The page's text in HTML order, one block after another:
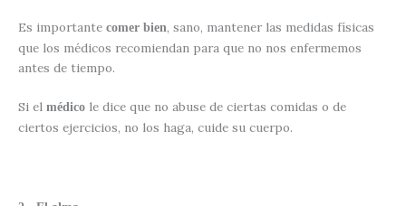
Es importante comer bien, sano, mantener las medidas físicas
que los médicos recomiendan para que no nos enfermemos
antes de tiempo.
Si el médico le dice que no abuse de ciertas comidas o de
ciertos ejercicios, no los haga, cuide su cuerpo.